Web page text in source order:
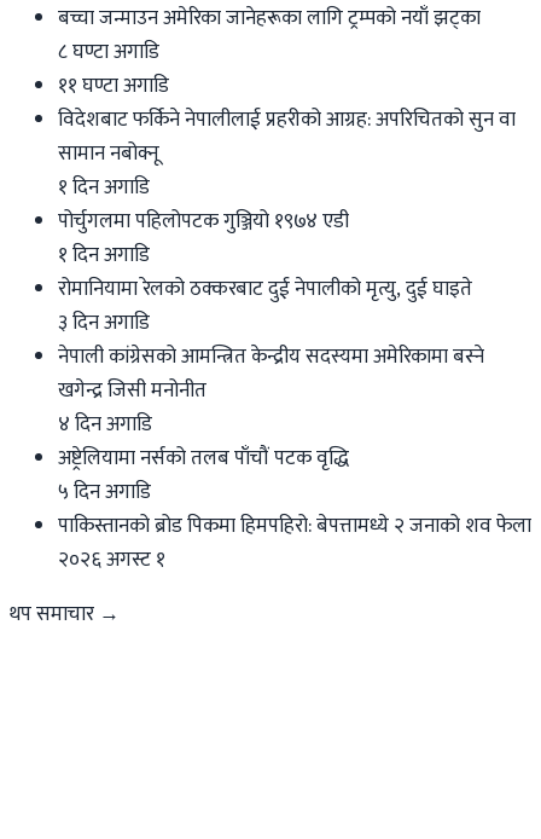
बच्चा जन्माउन अमेरिका जानेहरूका लागि ट्रम्पको नयाँ झट्का
८ घण्टा अगाडि
११ घण्टा अगाडि
विदेशबाट फर्किने नेपालीलाई प्रहरीको आग्रह: अपरिचितको सुन वा
सामान नबोक्नू
१ दिन अगाडि
पोर्चुगलमा पहिलोपटक गुञ्जियो १९७४ एडी
१ दिन अगाडि
रोमानियामा रेलको ठक्करबाट दुई नेपालीको मृत्यु, दुई घाइते
३ दिन अगाडि
नेपाली कांग्रेसको आमन्त्रित केन्द्रीय सदस्यमा अमेरिकामा बस्ने
खगेन्द्र जिसी मनोनीत
४ दिन अगाडि
अष्ट्रेलियामा नर्सको तलब पाँचौं पटक वृद्धि
५ दिन अगाडि
पाकिस्तानको ब्रोड पिकमा हिमपहिरो: बेपत्तामध्ये २ जनाको शव फेला
२०२६ अगस्ट १
थप समाचार →